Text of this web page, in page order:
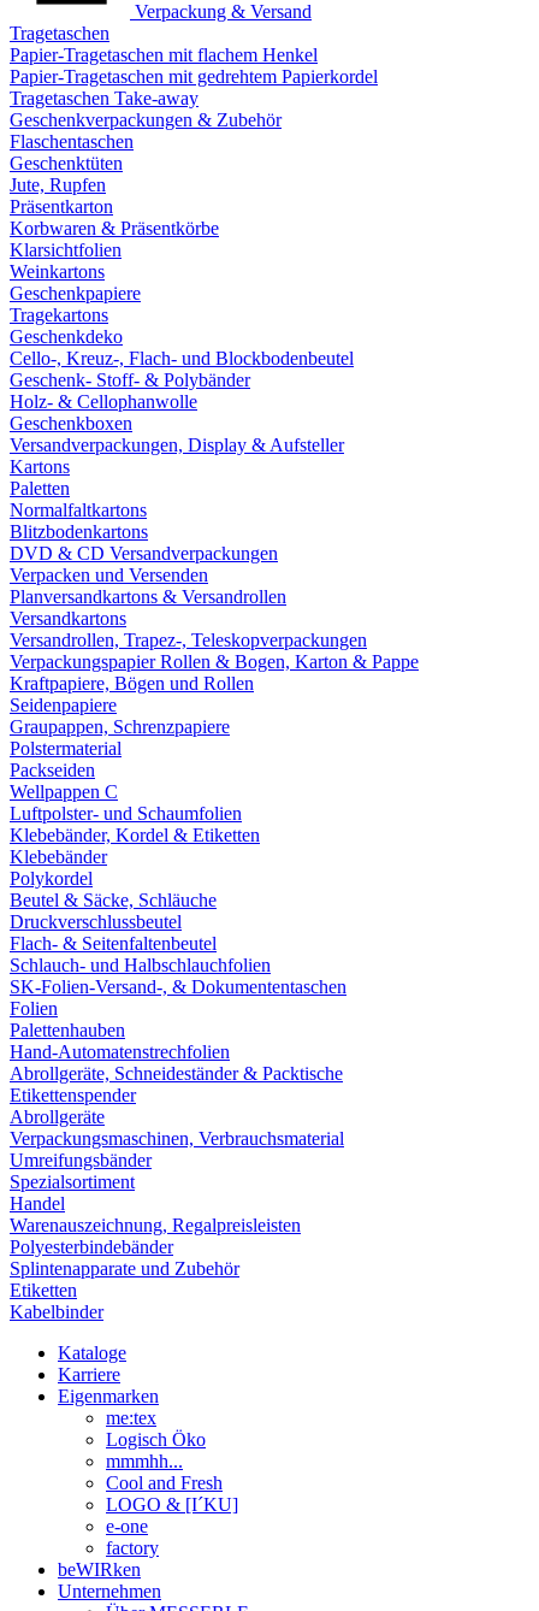
Verpackung & Versand
Tragetaschen
Papier-Tragetaschen mit flachem Henkel
Papier-Tragetaschen mit gedrehtem Papierkordel
Tragetaschen Take-away
Geschenkverpackungen & Zubehör
Flaschentaschen
Geschenktüten
Jute, Rupfen
Präsentkarton
Korbwaren & Präsentkörbe
Klarsichtfolien
Weinkartons
Geschenkpapiere
Tragekartons
Geschenkdeko
Cello-, Kreuz-, Flach- und Blockbodenbeutel
Geschenk- Stoff- & Polybänder
Holz- & Cellophanwolle
Geschenkboxen
Versandverpackungen, Display & Aufsteller
Kartons
Paletten
Normalfaltkartons
Blitzbodenkartons
DVD & CD Versandverpackungen
Verpacken und Versenden
Planversandkartons & Versandrollen
Versandkartons
Versandrollen, Trapez-, Teleskopverpackungen
Verpackungspapier Rollen & Bogen, Karton & Pappe
Kraftpapiere, Bögen und Rollen
Seidenpapiere
Graupappen, Schrenzpapiere
Polstermaterial
Packseiden
Wellpappen C
Luftpolster- und Schaumfolien
Klebebänder, Kordel & Etiketten
Klebebänder
Polykordel
Beutel & Säcke, Schläuche
Druckverschlussbeutel
Flach- & Seitenfaltenbeutel
Schlauch- und Halbschlauchfolien
SK-Folien-Versand-, & Dokumententaschen
Folien
Palettenhauben
Hand-Automatenstrechfolien
Abrollgeräte, Schneideständer & Packtische
Etikettenspender
Abrollgeräte
Verpackungsmaschinen, Verbrauchsmaterial
Umreifungsbänder
Spezialsortiment
Handel
Warenauszeichnung, Regalpreisleisten
Polyesterbindebänder
Splintenapparate und Zubehör
Etiketten
Kabelbinder
Kataloge
Karriere
Eigenmarken
me:tex
Logisch Öko
mmmhh...
Cool and Fresh
LOGO & [I´KU]
e-one
factory
beWIRken
Unternehmen